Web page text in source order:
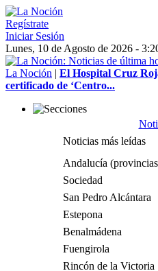
Regístrate
Iniciar Sesión
Lunes, 10 de Agosto de 2026 -
La Noción | El Hospital Cruz
certificado de ‘Centro...
Noticias más leídas
Andalucía
Sociedad
San Pedro Alcántara
Estepona
Benalmádena
Fuengirola
Rincón de la Victoria